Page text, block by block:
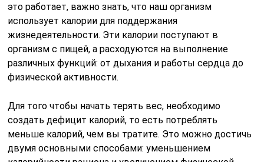
это работает, важно знать, что наш организм
использует калории для поддержания
жизнедеятельности. Эти калории поступают в
организм с пищей, а расходуются на выполнение
различных функций: от дыхания и работы сердца до
физической активности.
Для того чтобы начать терять вес, необходимо
создать дефицит калорий, то есть потреблять
меньше калорий, чем вы тратите. Это можно достичь
двумя основными способами: уменьшением